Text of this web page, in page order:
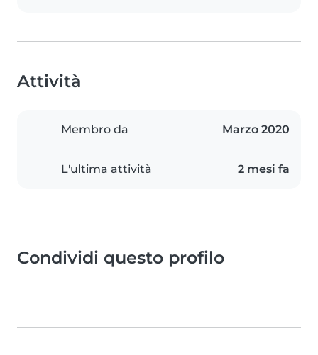
Attività
Membro da Marzo 2020
L'ultima attività 2 mesi fa
Condividi questo profilo